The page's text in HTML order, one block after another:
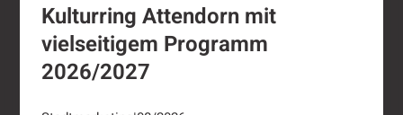
Kulturring Attendorn mit
vielseitigem Programm
2026/2027